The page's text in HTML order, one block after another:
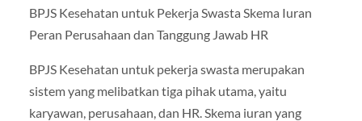
BPJS Kesehatan untuk Pekerja Swasta Skema Iuran
Peran Perusahaan dan Tanggung Jawab HR
BPJS Kesehatan untuk pekerja swasta merupakan
sistem yang melibatkan tiga pihak utama, yaitu
karyawan, perusahaan, dan HR. Skema iuran yang